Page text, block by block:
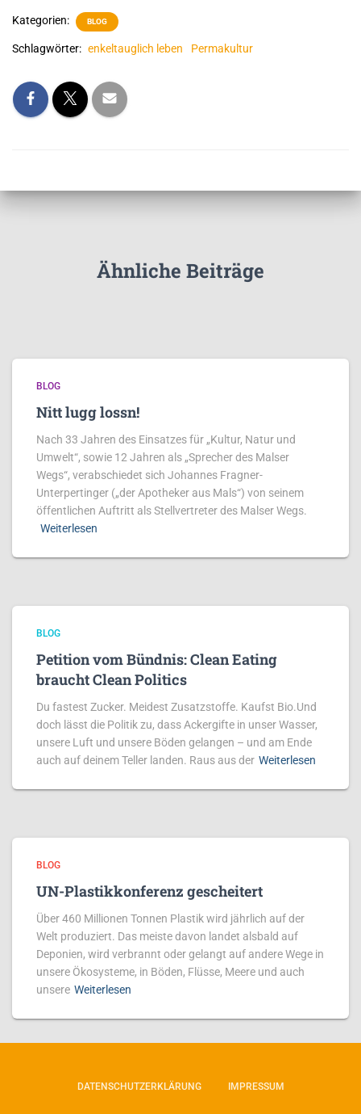
Kategorien: BLOG
Schlagwörter: enkeltauglich leben Permakultur
Ähnliche Beiträge
BLOG
Nitt lugg lossn!
Nach 33 Jahren des Einsatzes für „Kultur, Natur und
Umwelt“, sowie 12 Jahren als „Sprecher des Malser
Wegs“, verabschiedet sich Johannes Fragner-
Unterpertinger („der Apotheker aus Mals“) von seinem
öffentlichen Auftritt als Stellvertreter des Malser Wegs.
Weiterlesen
BLOG
Petition vom Bündnis: Clean Eating
braucht Clean Politics
Du fastest Zucker. Meidest Zusatzstoffe. Kaufst Bio.Und
doch lässt die Politik zu, dass Ackergifte in unser Wasser,
unsere Luft und unsere Böden gelangen – und am Ende
auch auf deinem Teller landen. Raus aus der Weiterlesen
BLOG
UN-Plastikkonferenz gescheitert
Über 460 Millionen Tonnen Plastik wird jährlich auf der
Welt produziert. Das meiste davon landet alsbald auf
Deponien, wird verbrannt oder gelangt auf andere Wege in
unsere Ökosysteme, in Böden, Flüsse, Meere und auch
unsere Weiterlesen
DATENSCHUTZERKLÄRUNG IMPRESSUM